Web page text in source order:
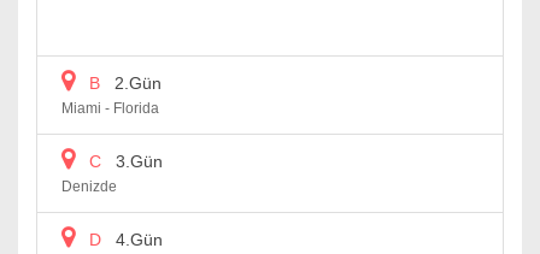
B 2.Gün
Miami - Florida
C 3.Gün
Denizde
D 4.Gün